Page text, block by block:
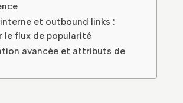
et outbound links :
le flux de popularité
avancée et attributs de